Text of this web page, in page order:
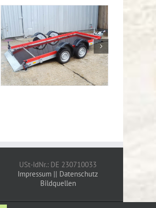
USt-IdNr.: DE 230710033
Impressum || Datenschutz
Bildquellen